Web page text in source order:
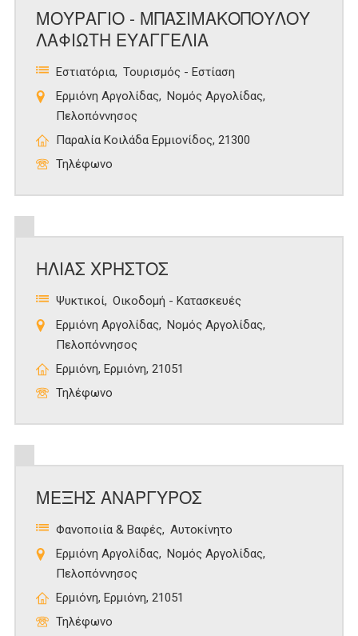
ΜΟΥΡΑΓΙΟ - ΜΠΑΣΙΜΑΚΟΠΟΥΛΟΥ
ΛΑΦΙΩΤΗ ΕΥΑΓΓΕΛΙΑ
Εστιατόρια Τουρισμός - Εστίαση
Ερμιόνη Αργολίδας
Νομός Αργολίδας
Πελοπόννησος
Παραλία Κοιλάδα Ερμιονίδος, 21300
Τηλέφωνο
ΗΛΙΑΣ ΧΡΗΣΤΟΣ
Ψυκτικοί Οικοδομή - Κατασκευές
Ερμιόνη Αργολίδας
Νομός Αργολίδας
Πελοπόννησος
Ερμιόνη, Ερμιόνη, 21051
Τηλέφωνο
ΜΕΞΗΣ ΑΝΑΡΓΥΡΟΣ
Φανοποιία & Βαφές
Αυτοκίνητο
Ερμιόνη Αργολίδας
Νομός Αργολίδας
Πελοπόννησος
Ερμιόνη, Ερμιόνη, 21051
Τηλέφωνο